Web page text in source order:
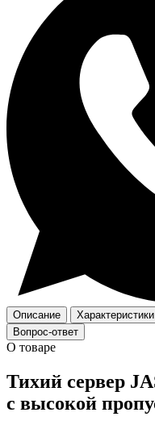
Описание Характеристики
Вопрос-ответ
О товаре
Тихий сервер
с высокой